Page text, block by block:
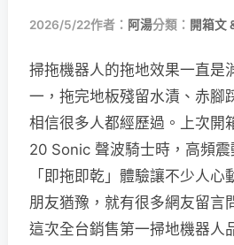
2026/5/22作者： 阿湯分類： 開箱文
掃拖機器人的拖地效果一直是
一，拖完地板殘留水漬、赤腳
相信很多人都經歷過。上次開
20 Sonic 聲波騎士時，高頻
「即拖即乾」體驗讓不少人
朋友猶豫，就有很多網友留言
這次全台銷售第一掃地機器人